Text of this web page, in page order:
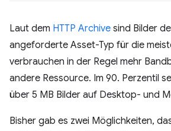
Laut dem HTTP Archive sind Bilder
angeforderte Asset-Typ für die
verbrauchen in der Regel mehr
andere Ressource. Im 90. Perzentil
über 5 MB Bilder auf Desktop- und
Bisher gab es zwei Möglichkeiten,